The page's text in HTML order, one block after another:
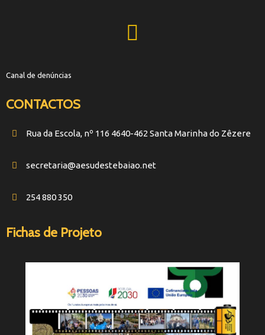
Canal de denúncias
CONTACTOS
Rua da Escola, nº 116 4640-462 Santa Marinha do Zêzere
secretaria@aesudestebaiao.net
254 880 350
Fichas de Projeto